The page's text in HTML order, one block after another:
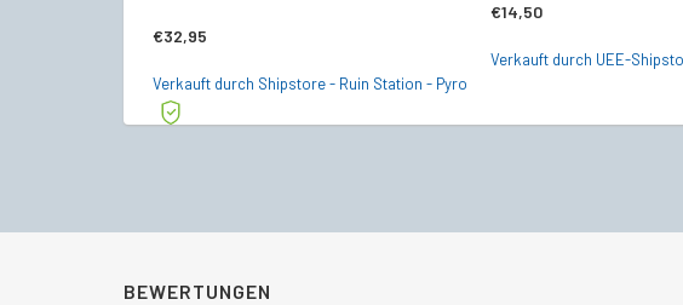
€32,95
Verkauft durch Shipstore - Ruin Station - Pyro
€14,50
Verkauft durch UEE-
BEWERTUNGEN